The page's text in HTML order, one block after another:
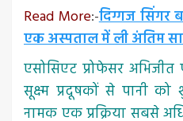
Read More:-दिग्गज सिंगर
एक अस्पताल में ली अंतिम
एसोसिएट प्रोफेसर अभिजीत
सूक्ष्म प्रदूषकों से पानी
नामक एक प्रक्रिया सबसे